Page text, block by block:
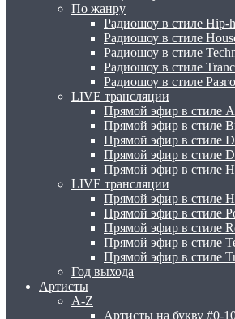
По жанру
Радиошоу в стиле Hip-
Радиошоу в стиле
Радиошоу в стиле
Радиошоу в стиле
Радиошоу в стиле
LIVE трансляции
Прямой эфир в стиле
Прямой эфир в стиле
Прямой эфир в стиле
Прямой эфир в стиле
Прямой эфир в стиле
LIVE трансляции
Прямой эфир в стиле
Прямой эфир в стиле
Прямой эфир в стиле
Прямой эфир в стиле
Прямой эфир в стиле
Год выхода
Артисты
A-Z
Артисты на букву #0-